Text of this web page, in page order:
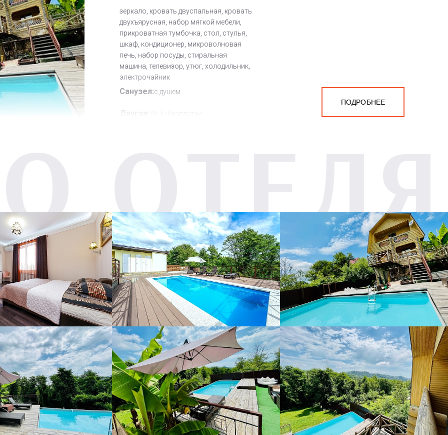
зеркало, кровать двуспальная, кровать
двухъярусная, набор мягкой мебели,
прикроватная тумбочка, стол, стулья,
шкаф, кондиционер, микроволновая
печь, набор посуды, стиральная
машина, телевизор, утюг, холодильник,
электрочайник
Санузел:с душем
ПОДРОБНЕЕ
ОТЕЛЯ